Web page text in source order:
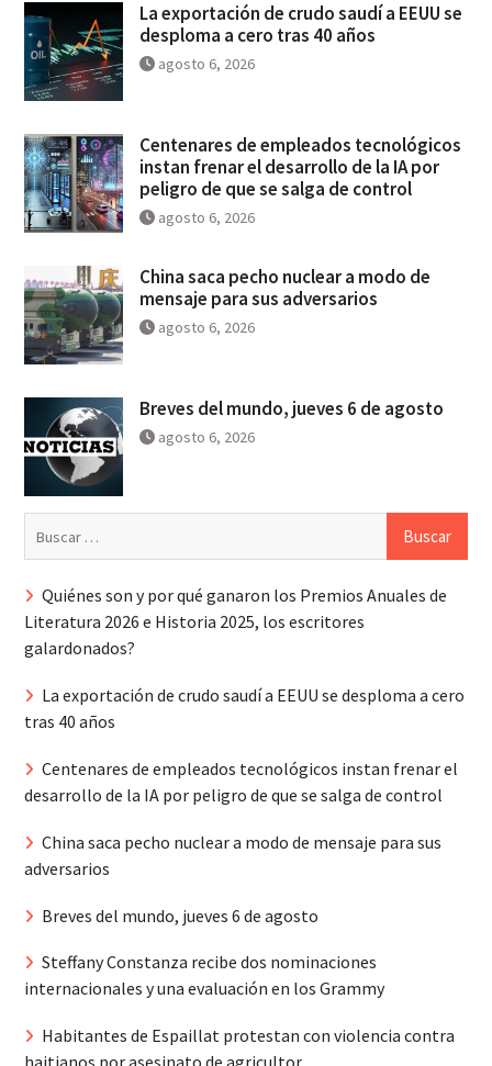
La exportación de crudo saudí a EEUU se
desploma a cero tras 40 años
agosto 6, 2026
Centenares de empleados tecnológicos
instan frenar el desarrollo de la IA por
peligro de que se salga de control
agosto 6, 2026
China saca pecho nuclear a modo de
mensaje para sus adversarios
agosto 6, 2026
Breves del mundo, jueves 6 de agosto
agosto 6, 2026
Quiénes son y por qué ganaron los Premios Anuales de
Literatura 2026 e Historia 2025, los escritores
galardonados?
La exportación de crudo saudí a EEUU se desploma a cero
tras 40 años
Centenares de empleados tecnológicos instan frenar el
desarrollo de la IA por peligro de que se salga de control
China saca pecho nuclear a modo de mensaje para sus
adversarios
Breves del mundo, jueves 6 de agosto
Steffany Constanza recibe dos nominaciones
internacionales y una evaluación en los Grammy
Habitantes de Espaillat protestan con violencia contra